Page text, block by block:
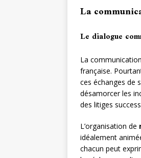
La
Le dialogue
La
française.
ces échanges de
désamorcer les
des litiges
L’organisation de
idéalement
chacun peut